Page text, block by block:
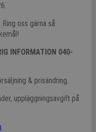
oss gärna så
INFORMATION 040-
& prisändring.
uppläggningsavgift på